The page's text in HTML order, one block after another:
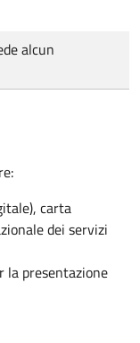
alcun
carta
dei servizi
la presentazione